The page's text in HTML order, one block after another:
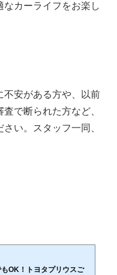
カーライフをお楽し
不安がある方や、以前
で断られた方など、
い。スタッフ一同、
OK！トヨタプリウスご